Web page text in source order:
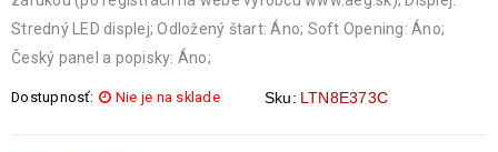
Stredný LED displej; Odložený štart: Áno; Soft Opening: Áno;
Český panel a popisky: Áno;
Dostupnosť: Nie je na sklade Sku: LTN8E373C